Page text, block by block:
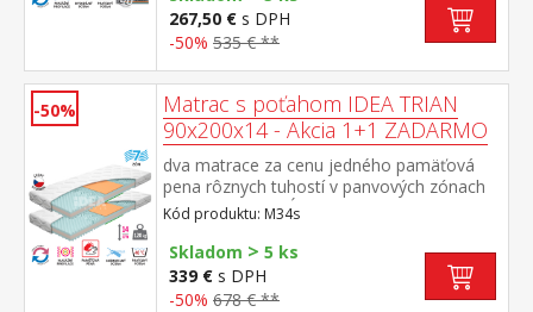
ortopedické vlastnosti a dlhú životnosť
anatomická zónová masážna profilácia – 7
priebehu spánku rozdielna tuhosť strán –
zelenkavá mäkšia strana tuhosť 2 z 5,
modrá tuhšia strana tuhosť 2,5 z 5vzdušný
poťah prešitý dutým vláknom, vyrobený z 2
častí, snímateľný a prateľný do 60 °
Codporúčaná nosnosť do 130 kg, výška
matraca 17 cm
267,50 € s DPH
-50% 535 € **
-50%
Matrac s poťahom IDEA TRIAN
90x200x14 - Akcia 1+1 ZADARMO
dva matrace za cenu jedného pamäťová
pena rôznych tuhostí v panvových zónach
pre odľahčenie kĺbom a celému
pohybovému aparátu 7-zónová anatomická
masážna profilácia prináša veľmi jemnú
masáž v priebehu spánku matrac s Visco
penou a systémom rozdielnej tuhosti strán
Kód produktu: M34s
Skladom > 5 ks
339 € s DPH
-50% 678 € **